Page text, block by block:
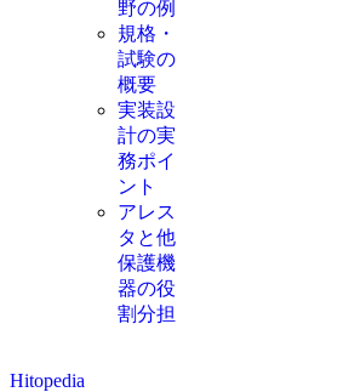
野の例
規格・
試験の
概要
実装設
計の実
務ポイ
ント
アレス
タと他
保護機
器の役
割分担
Hitopedia